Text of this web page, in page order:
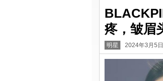
疼，皱眉
明星 2024年3月5